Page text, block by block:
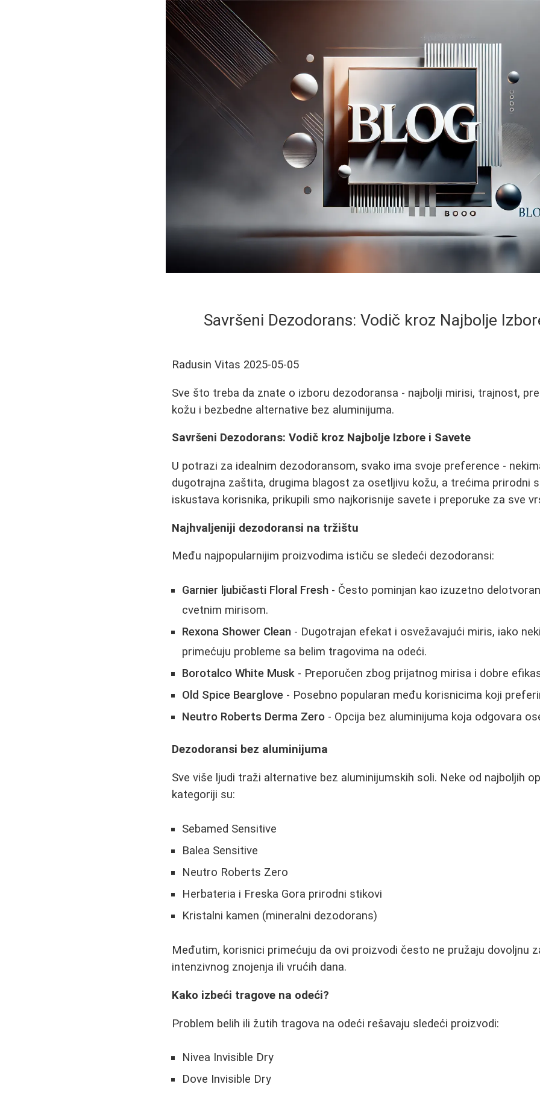
Savršeni Dezodorans: Vodič kroz Najbolje
Radusin Vitas 2025-05-05
Sve što treba da znate o izboru dezodoransa - najbolji mirisi, trajnost,
kožu i bezbedne alternative bez aluminijuma.
Savršeni Dezodorans: Vodič kroz Najbolje Izbore i Savete
U potrazi za idealnim dezodoransom, svako ima svoje preference -
dugotrajna zaštita, drugima blagost za osetljivu kožu, a trećima prirodni
iskustava korisnika, prikupili smo najkorisnije savete i preporuke za sve
Najhvaljeniji dezodoransi na tržištu
Među najpopularnijim proizvodima ističu se sledeći dezodoransi:
Garnier ljubičasti Floral Fresh - Često pominjan kao izuzetno
cvetnim mirisom.
Rexona Shower Clean - Dugotrajan efekat i osvežavajući miris, iako
primećuju probleme sa belim tragovima na odeći.
Borotalco White Musk - Preporučen zbog prijatnog mirisa i dobre
Old Spice Bearglove - Posebno popularan među korisnicima koji
Neutro Roberts Derma Zero - Opcija bez aluminijuma koja odgovara
Dezodoransi bez aluminijuma
Sve više ljudi traži alternative bez aluminijumskih soli. Neke od najboljih
kategoriji su:
Sebamed Sensitive
Balea Sensitive
Neutro Roberts Zero
Herbateria i Freska Gora prirodni stikovi
Kristalni kamen (mineralni dezodorans)
Međutim, korisnici primećuju da ovi proizvodi često ne pružaju dovoljnu
intenzivnog znojenja ili vrućih dana.
Kako izbeći tragove na odeći?
Problem belih ili žutih tragova na odeći rešavaju sledeći proizvodi:
Nivea Invisible Dry
Dove Invisible Dry